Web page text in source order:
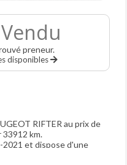
preneur.
disponibles
RIFTER au prix de
33912 km.
2021 et dispose d'une